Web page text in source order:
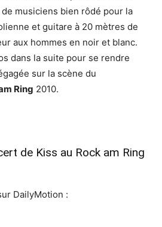
de musiciens bien rôdé pour la
et guitare à 20 mètres de
aux hommes en noir et blanc.
dans la suite pour se rendre
sur la scène du
Ring 2010.
de Kiss au Rock am Ring
DailyMotion :